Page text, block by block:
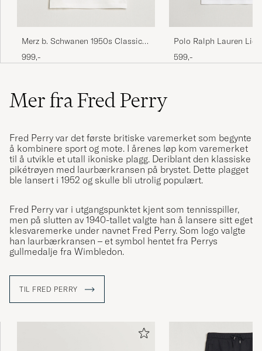
Merz b. Schwanen 1950s Classic
Loopwheeled T-shirt White
999,-
Polo Ralph Lauren
Crew Neck T-Shirt
599,-
Mer fra Fred Perry
Fred Perry var det første britiske varemerket som begynte
å kombinere sport og mote. I årenes løp kom varemerket
til å utvikle et utall ikoniske plagg. Deriblant den klassiske
pikétrøyen med laurbærkransen på brystet. Dette plagget
ble lansert i 1952 og skulle bli utrolig populært.
Fred Perry var i utgangspunktet kjent som tennisspiller,
men på slutten av 1940-tallet valgte han å lansere sitt eget
klesvaremerke under navnet Fred Perry. Som logo valgte
han laurbærkransen – et symbol hentet fra Perrys
gullmedalje fra Wimbledon.
TIL FRED PERRY